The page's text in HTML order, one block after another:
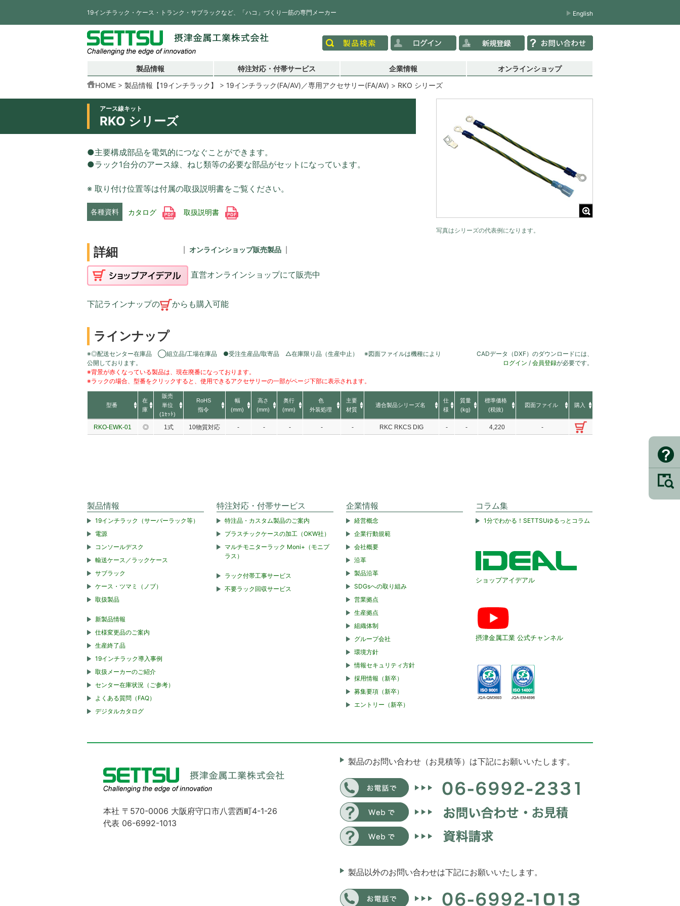
19インチラック・ケース・トランク・サブラックなど、「ハコ」づくり一筋の専門メーカー English
製品情報 特注対応・付帯サービス 企業情報 オンラインショップ
HOME 製品情報【19インチラック】 19インチラック(FA/AV)／専用アクセサリー(FA/AV) RKO シリーズ
アース線キット
RKO シリーズ
●主要構成部品を電気的につなぐことができます。
●ラック1台分のアース線、ねじ類等の必要な部品がセットになっています。
※ 取り付け位置等は付属の取扱説明書をご覧ください。
各種資料 カタログ 取扱説明書
写真はシリーズの代表例になります。
詳細 オンラインショップ販売製品
直営オンラインショップにて販売中
下記ラインナップの からも購入可能
ラインナップ
※◎配送センター在庫品 ◯組立品/工場在庫品 ●受注生産品/取寄品 △在庫限り品（生産中止） ※図面ファイルは機種により
公開しております。
※背景が赤くなっている製品は、現在廃番になっております。
※ラックの場合、型番をクリックすると、使用できるアクセサリーの一部がページ下部に表示されます。
CADデータ（DXF）のダウンロードには、
ログイン / 会員登録が必要です。
型番
在
庫
販売
単位
(1ｾｯﾄ)
RoHS
指令
幅
(mm)
高さ
(mm)
奥行
(mm)
色
外装処理
主要
材質
適合製品シリーズ名
仕
様
質量
(kg)
標準価格
(税抜)
図面ファイル 購入
RKO-EWK-01 ◎ 1式 10物質対応 - - - - - RKC RKCS DIG - - 4,220 -
製品情報
19インチラック（サーバーラック等）
電源
コンソールデスク
輸送ケース／ラックケース
サブラック
ケース・ツマミ（ノブ）
取扱製品
新製品情報
仕様変更品のご案内
生産終了品
19インチラック導入事例
取扱メーカーのご紹介
センター在庫状況（ご参考）
よくある質問（FAQ）
デジタルカタログ
特注対応・付帯サービス
特注品・カスタム製品のご案内
プラスチックケースの加工（OKW社）
マルチモニターラック Moni+（モニプ
ラス）
ラック付帯工事サービス
不要ラック回収サービス
企業情報
経営概念
企業行動規範
会社概要
沿革
製品沿革
SDGsへの取り組み
営業拠点
生産拠点
組織体制
グループ会社
環境方針
情報セキュリティ方針
採用情報（新卒）
募集要項（新卒）
エントリー（新卒）
コラム集
1分でわかる！SETTSUゆるっとコラム
ショップアイデアル
摂津金属工業 公式チャンネル
本社 〒570-0006 大阪府守口市八雲西町4-1-26
代表 06-6992-1013
製品のお問い合わせ（お見積等）は下記にお願いいたします。
製品以外のお問い合わせは下記にお願いいたします。